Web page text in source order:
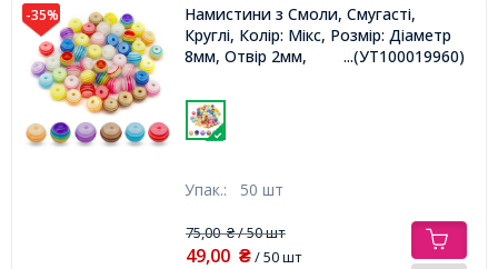
-35%
Намистини з Смоли, Смугасті,
Круглі, Колір: Мікс, Розмір: Діаметр
8мм, Отвір 2мм,
...(УТ100019960)
Упак.: 50 шт
75,00₴/ 50 шт
49,00 ₴/ 50 шт